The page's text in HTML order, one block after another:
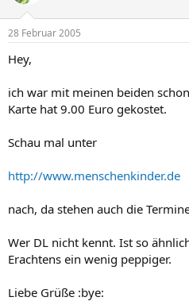
28 Februar 2005
Hey,
ich war mit meinen beiden
Karte hat 9.00 Euro gekostet.
Schau mal unter
http://www.menschenkinder.de
nach, da stehen auch die
Wer DL nicht kennt. Ist so
Erachtens ein wenig peppiger.
Liebe Grüße :bye: